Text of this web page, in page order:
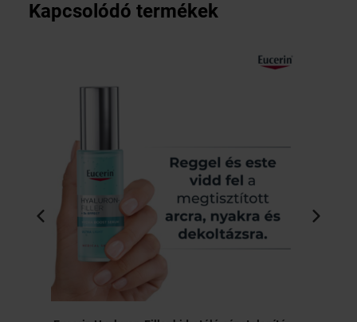
Kapcsolódó termékek